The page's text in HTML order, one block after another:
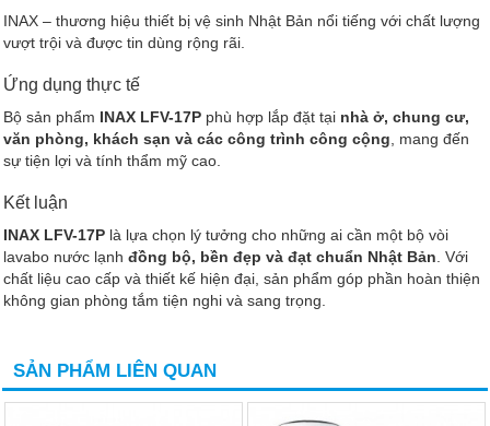
INAX – thương hiệu thiết bị vệ sinh Nhật Bản nổi tiếng với chất lượng
vượt trội và được tin dùng rộng rãi.
Ứng dụng thực tế
Bộ sản phẩm INAX LFV-17P phù hợp lắp đặt tại nhà ở, chung cư,
văn phòng, khách sạn và các công trình công cộng , mang đến
sự tiện lợi và tính thẩm mỹ cao.
Kết luận
INAX LFV-17P là lựa chọn lý tưởng cho những ai cần một bộ vòi
lavabo nước lạnh đồng bộ, bền đẹp và đạt chuẩn Nhật Bản . Với
chất liệu cao cấp và thiết kế hiện đại, sản phẩm góp phần hoàn thiện
không gian phòng tắm tiện nghi và sang trọng.
SẢN PHẨM LIÊN QUAN